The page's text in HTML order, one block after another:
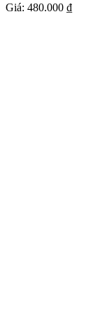
Giá: 480.000 ₫